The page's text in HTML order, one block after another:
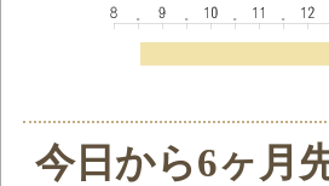
今日から6ヶ月